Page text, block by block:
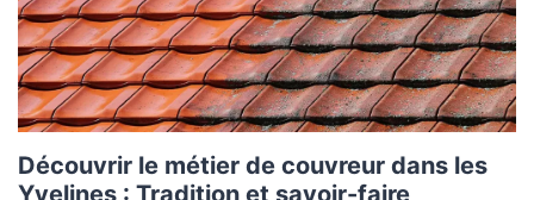
Découvrir le métier de couvreur dans les
Yvelines : Tradition et savoir-faire